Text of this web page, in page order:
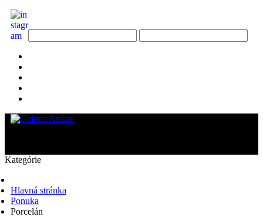
Kategórie
Hlavná stránka
Ponuka
Porcelán